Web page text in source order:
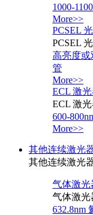
1000-
More>>
PCSEL
PCSEL
高亮度或
管
More>>
ECL 激
ECL 激
600-
More>>
其他连续激光
其他连续激光
气体激光
气体激光
632.8nm